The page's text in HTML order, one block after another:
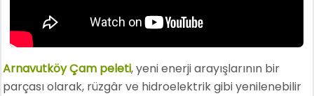
Arnavutköy Çam peleti, yeni enerji arayışlarının bir
parçası olarak, rüzgâr ve hidroelektrik gibi yenilenebilir